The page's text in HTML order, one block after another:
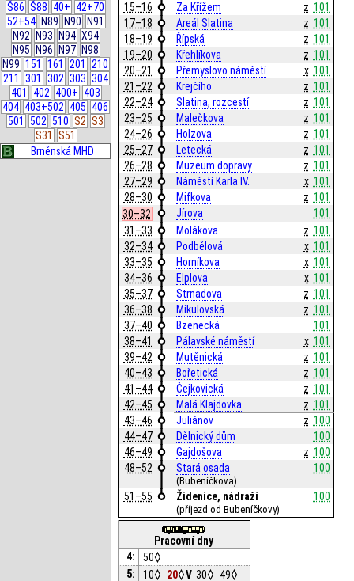
Š86 Š88 40+ 42+70
52+54 N89 N90
N91
N92
N93 N94 X94
N95
N96 N97 N98
N99 151 161 201
210
211
301 302 303 304
401
402 400+ 403
404 403+502 405 406
501
502 510 S2 S3
S31
S51
Brněnská MHD
15–16
Za Křížem z 101
17–18
Areál Slatina z 101
18–19
Řípská z 101
19–20
Křehlíkova z 101
20–21
Přemyslovo náměstí x 101
21–22
Krejčího z 101
22–24
Slatina, rozcestí z 101
23–25
Malečkova z 101
24–26
Holzova z 101
25–27
Letecká z 101
26–28
Muzeum dopravy z 101
27–29
Náměstí Karla IV. x 101
28–30
Mifkova z 101
30–32
Jírova
101
31–33
Molákova z 101
32–34
Podbělová x 101
33–35
Horníkova x 101
34–36
Elplova x 101
35–37
Strnadova z 101
36–38
Mikulovská z 101
37–40
Bzenecká
101
38–41
Pálavské náměstí x 101
39–42
Mutěnická z 101
40–43
Bořetická z 101
41–44
Čejkovická z 101
42–45
Malá Klajdovka z 101
43–46
Juliánov z 100
44–47
Dělnický dům
100
46–49
Gajdošova z 100
48–52
Stará osada
(Bubeníčkova)
100
51–55 Židenice, nádraží
(příjezd od Bubeníčkovy)
100
Pracovní dny
4:
50
5:
10 20 V 30
49